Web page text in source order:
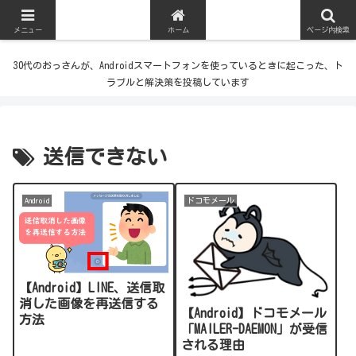
30代のおっさんが、Androidスマートフォンを使っているときに起こった、ト
ラブルと解決策を投稿しています
送信できない
Android
【Android】LINE、送信取
消した画像を再送信する
方法
ドコモメール
【Android】ドコモメール
「MAILER-DAEMON」が受信
される理由
メニュー ホーム ページ内検索